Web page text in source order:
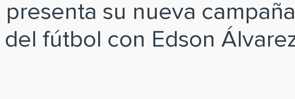
su nueva
fútbol con Edson